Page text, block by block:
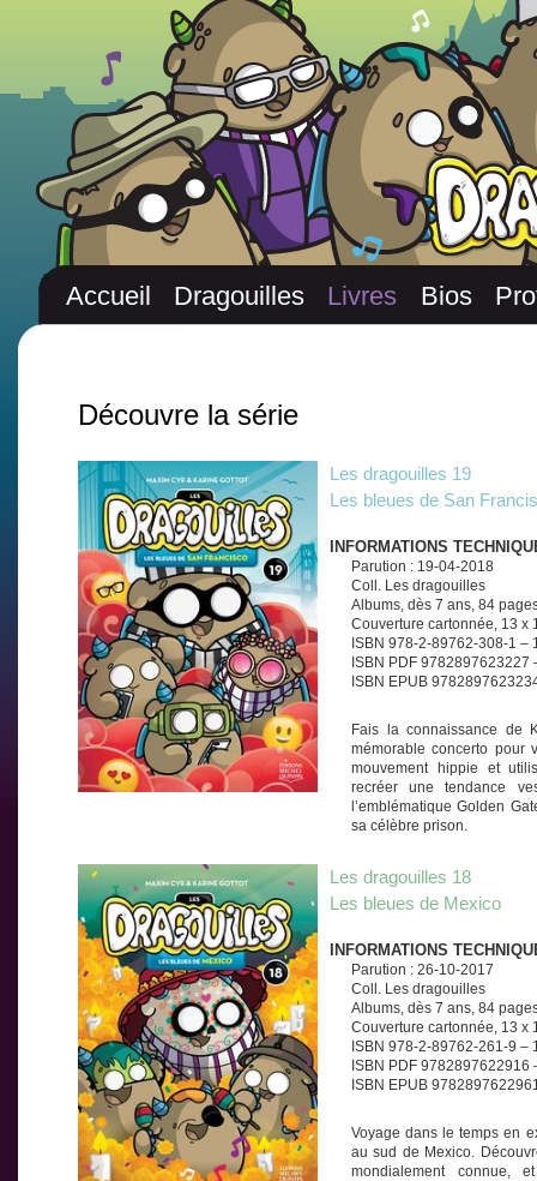
Accueil Dragouilles Livres Bios
Découvre la série
Les dragouilles 19
Les bleues de San
INFORMATIONS
Parution : 19-04-2018
Coll. Les dragouilles
Albums, dès 7 ans, 84
Couverture cartonnée, 13 x
ISBN 978-2-89762-308-1 –
ISBN PDF 9782897623227
ISBN EPUB
Fais la connaissance de
mémorable concerto pour
mouvement hippie et
recréer une tendance
l’emblématique Golden
sa célèbre prison.
Les dragouilles 18
Les bleues de Mexico
INFORMATIONS
Parution : 26-10-2017
Coll. Les dragouilles
Albums, dès 7 ans, 84
Couverture cartonnée, 13 x
ISBN 978-2-89762-261-9 –
ISBN PDF 9782897622916
ISBN EPUB
Voyage dans le temps en
au sud de Mexico.
mondialement connue,